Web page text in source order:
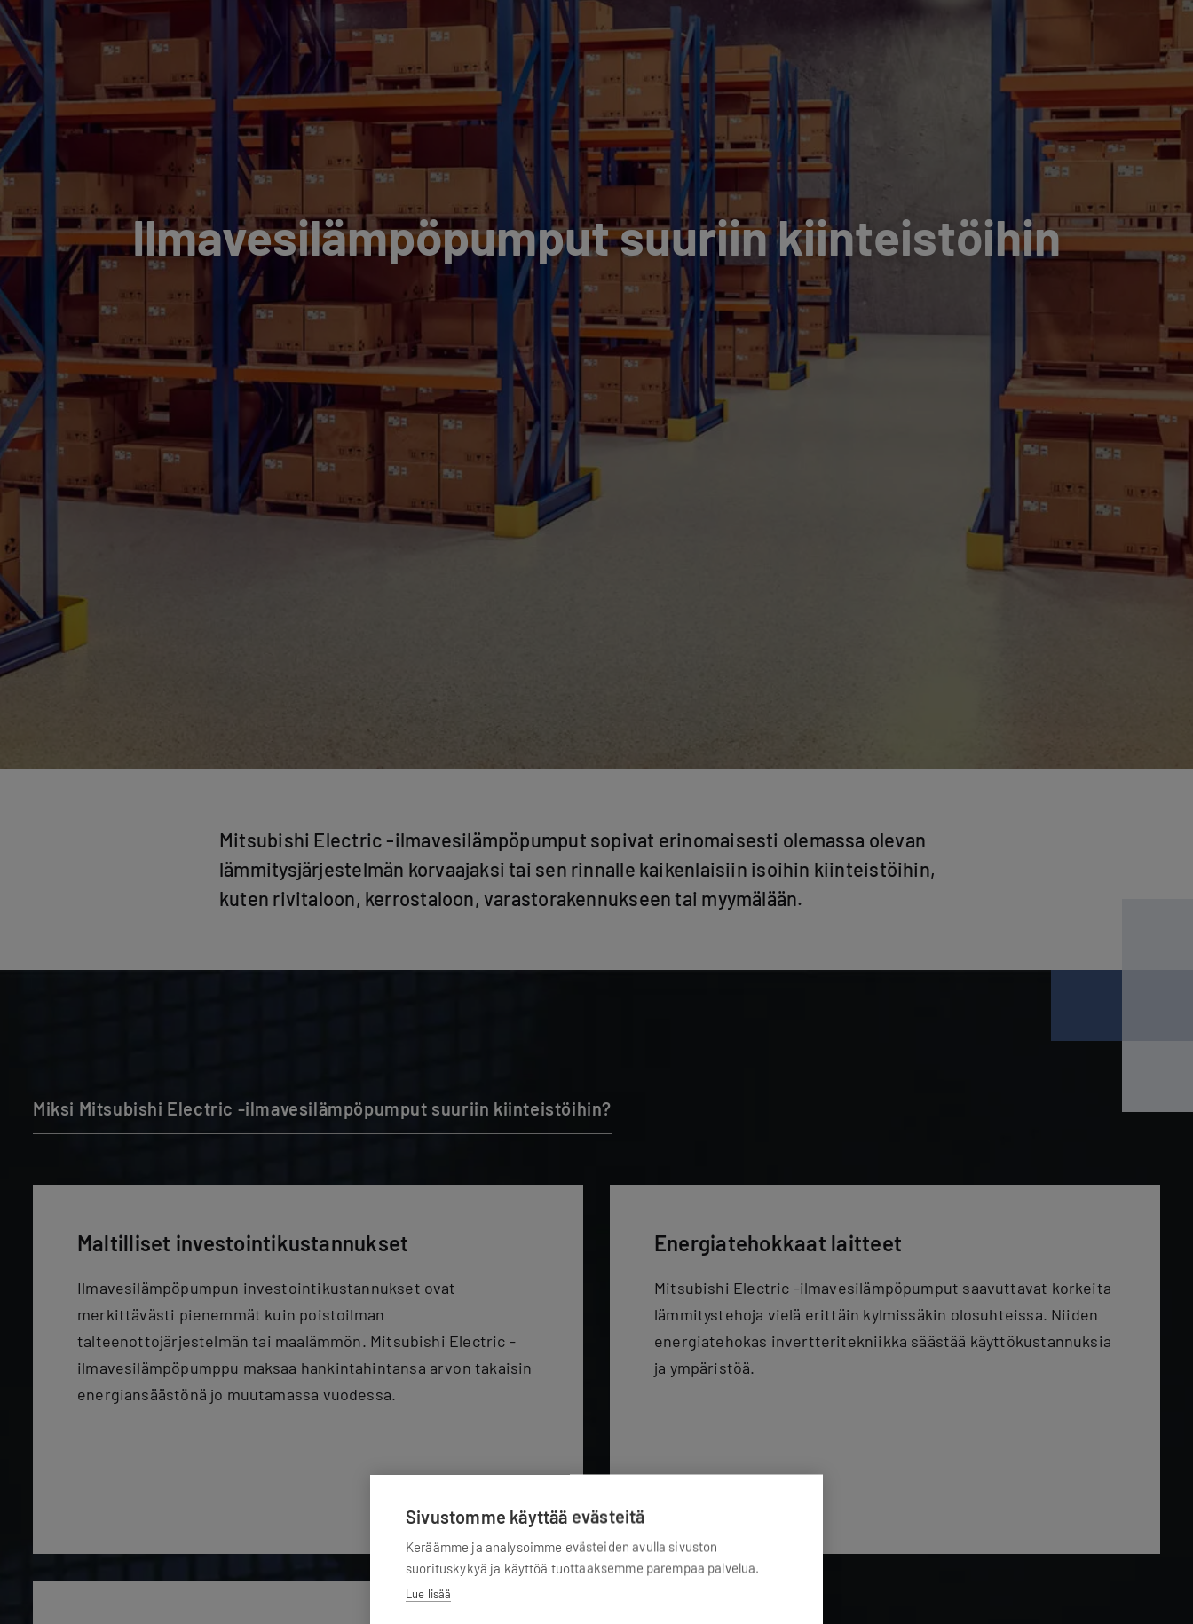
Ilmavesilämpöpumput suuriin kiinteistöihin
Mitsubishi Electric -ilmavesilämpöpumput sopivat erinomaisesti olemassa olevan
lämmitysjärjestelmän korvaajaksi tai sen rinnalle kaikenlaisiin isoihin kiinteistöihin,
kuten rivitaloon, kerrostaloon, varastorakennukseen tai myymälään.
Miksi Mitsubishi Electric -ilmavesilämpöpumput suuriin kiinteistöihin?
Maltilliset investointikustannukset
Ilmavesilämpöpumpun investointikustannukset ovat
merkittävästi pienemmät kuin poistoilman
talteenottojärjestelmän tai maalämmön. Mitsubishi Electric -
ilmavesilämpöpumppu maksaa hankintahintansa arvon takaisin
energiansäästönä jo muutamassa vuodessa.
Energiatehokkaat laitteet
Mitsubishi Electric -ilmavesilämpöpumput saavuttavat korkeita
lämmitystehoja vielä erittäin kylmissäkin olosuhteissa. Niiden
energiatehokas invertteritekniikka säästää käyttökustannuksia
ja ympäristöä.
Sivustomme käyttää evästeitä
Keräämme ja analysoimme evästeiden avulla sivuston
suorituskykyä ja käyttöä tuottaaksemme parempaa palvelua.
Lue lisää